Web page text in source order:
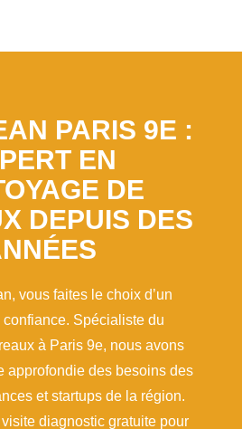
PARIS 9E :
EN
DE
DEPUIS DES
vous faites le choix d’un
confiance. Spécialiste du
à Paris 9e, nous avons
approfondie des besoins des
et startups de la région.
visite diagnostic gratuite pour